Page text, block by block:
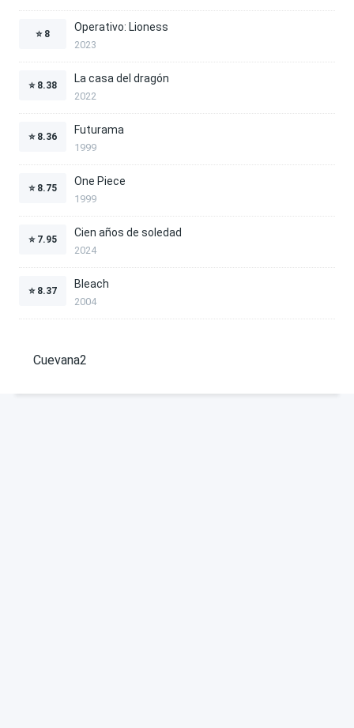
⭐ 8
Operativo: Lioness
2023
⭐ 8.38
La casa del dragón
2022
⭐ 8.36
Futurama
1999
⭐ 8.75
One Piece
1999
⭐ 7.95
Cien años de soledad
2024
⭐ 8.37
Bleach
2004
Cuevana2